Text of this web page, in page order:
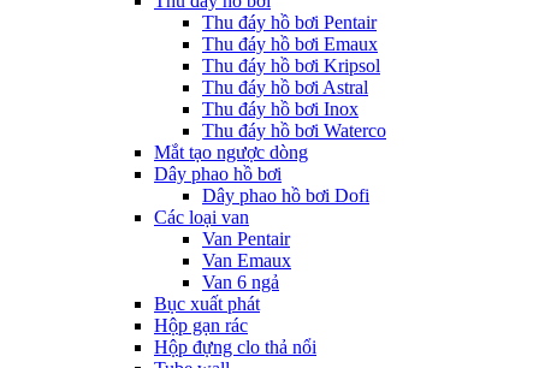
Thu đáy hồ bơi Pentair
Thu đáy hồ bơi Emaux
Thu đáy hồ bơi Kripsol
Thu đáy hồ bơi Astral
Thu đáy hồ bơi Inox
Thu đáy hồ bơi Waterco
Mắt tạo ngược dòng
Dây phao hồ bơi
Dây phao hồ bơi Dofi
Các loại van
Van Pentair
Van Emaux
Van 6 ngả
Bục xuất phát
Hộp gạn rác
Hộp đựng clo thả nổi